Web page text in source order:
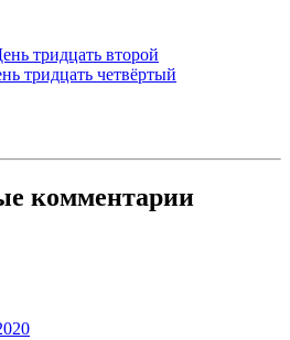
тридцать второй
тридцать четвёртый
комментарии